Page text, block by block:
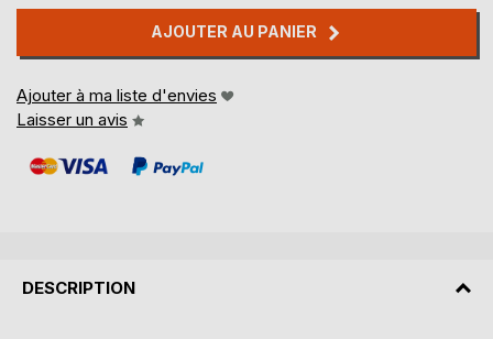
AJOUTER AU PANIER
Ajouter à ma liste d'envies
Laisser un avis
DESCRIPTION